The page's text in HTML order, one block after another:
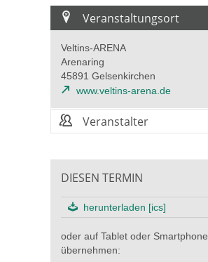
Veranstaltungsort
Veltins-ARENA
Arenaring
45891 Gelsenkirchen
www.veltins-arena.de
Veranstalter
DIESEN TERMIN
herunterladen [ics]
oder auf Tablet oder Smartphone
übernehmen: